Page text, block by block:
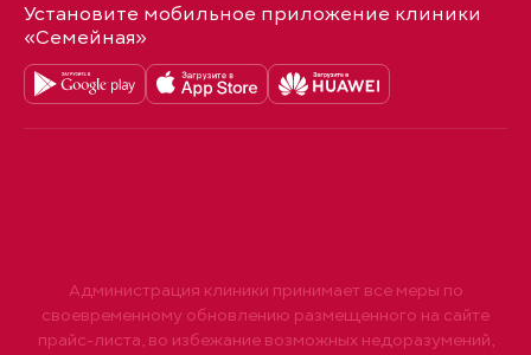
Установите мобильное приложение клиники
«Семейная»
Администрация клиники принимает все меры по
своевременному обновлению размещенного на сайте
прайс-листа, во избежание возможных недоразумений,